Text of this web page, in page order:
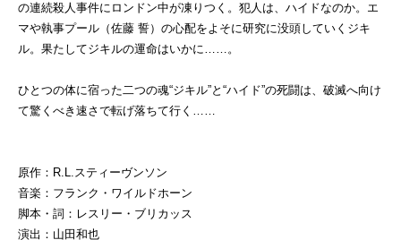
の連続殺人事件にロンドン中が凍りつく。犯人は、ハイドなのか。エ
マや執事プール（佐藤 誓）の心配をよそに研究に没頭していくジキ
ル。果たしてジキルの運命はいかに……。
ひとつの体に宿った二つの魂“ジキル”と“ハイド”の死闘は、破滅へ向け
て驚くべき速さで転げ落ちて行く……
原作：R.L.スティーヴンソン
音楽：フランク・ワイルドホーン
脚本・詞：レスリー・ブリカッス
演出：山田和也